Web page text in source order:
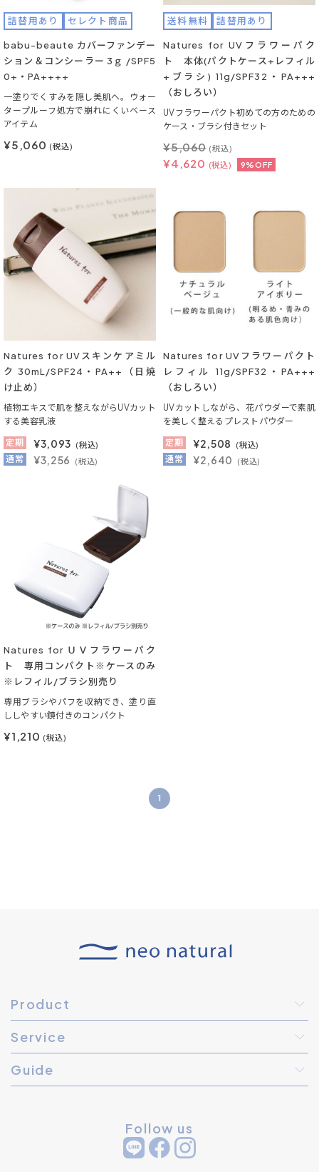
詰替用あり セレクト商品
babu-beaute カバーファンデー
ション＆コンシーラー 3ｇ /SPF5
0+・PA++++
一塗りでくすみを隠し美肌へ。ウォー
タープルーフ処方で崩れにくいベース
アイテム
¥5,060 (税込)
送料無料 詰替用あり
Natures for UVフラワーパク
ト 本体(パクトケース+レフィル
+ブラシ) 11g/SPF32・PA+++
（おしろい）
UVフラワーパクト初めての方のための
ケース・ブラシ付きセット
¥4,620 (税込) 9%OFF
¥5,060 (税込)
Natures for UVスキンケアミル
ク 30mL/SPF24・PA++（日焼
け止め）
植物エキスで肌を整えながらUVカット
する美容乳液
定期
¥3,093 (税込)
通常 ¥3,256 (税込)
Natures for UVフラワーパクト
レフィル 11g/SPF32・PA+++
（おしろい）
UVカットしながら、花パウダーで素肌
を美しく整えるプレストパウダー
定期
¥2,508 (税込)
通常 ¥2,640 (税込)
Natures for ＵＶフラワーパク
ト 専用コンパクト※ケースのみ
※レフィル/ブラシ別売り
専用ブラシやパフを収納でき、塗り直
ししやすい鏡付きのコンパクト
¥1,210 (税込)
1
Product
Service
Guide
Follow us